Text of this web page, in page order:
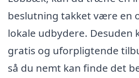
beslutning takket være en
lokale udbydere. Desuden
gratis og uforpligtende
så du nemt kan finde det